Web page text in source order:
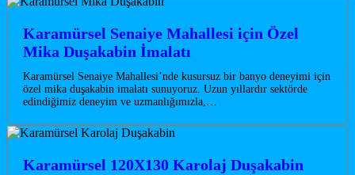
Karamürsel Senaiye Mahallesi için Özel
Mika Duşakabin İmalatı
Karamürsel Senaiye Mahallesi’nde kusursuz bir banyo deneyimi için
özel mika duşakabin imalatı sunuyoruz. Uzun yıllardır sektörde
edindiğimiz deneyim ve uzmanlığımızla,…
Karamürsel 120X130 Karolaj Duşakabin